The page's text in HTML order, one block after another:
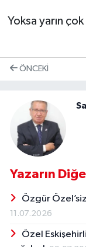
Yoksa yarın
ÖNCEKI
Yazarın
Özgür
11.07.2026
Özel